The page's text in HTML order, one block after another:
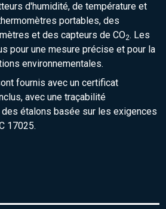
d'humidité, de température et
portables, des
et des capteurs de CO2. Les
pour une mesure précise et pour la
environnementales.
fournis avec un certificat
avec une traçabilité
étalons basée sur les exigences
17025.